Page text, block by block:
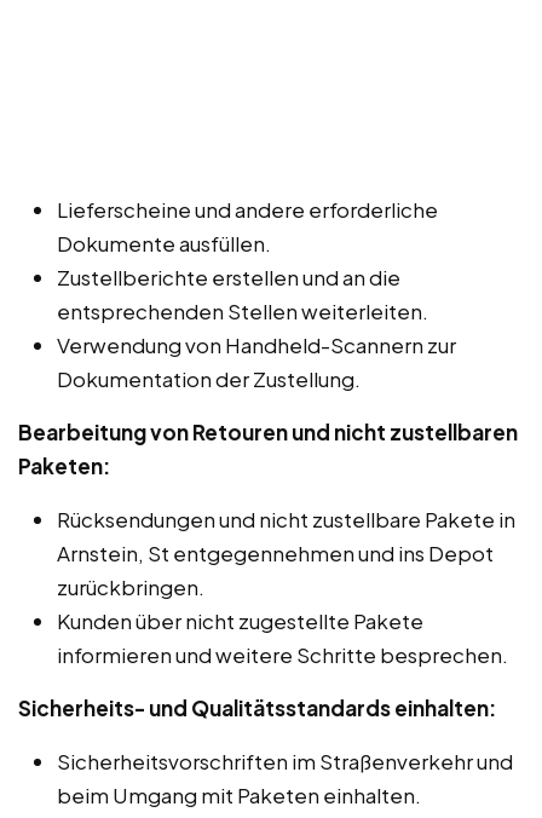
Lieferscheine und andere erforderliche
Dokumente ausfüllen.
Zustellberichte erstellen und an die
entsprechenden Stellen weiterleiten.
Verwendung von Handheld-Scannern zur
Dokumentation der Zustellung.
Bearbeitung von Retouren und nicht zustellbaren
Paketen:
Rücksendungen und nicht zustellbare Pakete in
Arnstein, St entgegennehmen und ins Depot
zurückbringen.
Kunden über nicht zugestellte Pakete
informieren und weitere Schritte besprechen.
Sicherheits- und Qualitätsstandards einhalten:
Sicherheitsvorschriften im Straßenverkehr und
beim Umgang mit Paketen einhalten.